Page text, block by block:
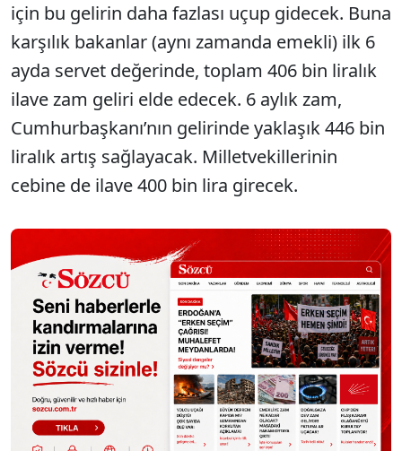
için bu gelirin daha fazlası uçup gidecek. Buna
karşılık bakanlar (aynı zamanda emekli) ilk 6
ayda servet değerinde, toplam 406 bin liralık
ilave zam geliri elde edecek. 6 aylık zam,
Cumhurbaşkanı’nın gelirinde yaklaşık 446 bin
liralık artış sağlayacak. Milletvekillerinin
cebine de ilave 400 bin lira girecek.